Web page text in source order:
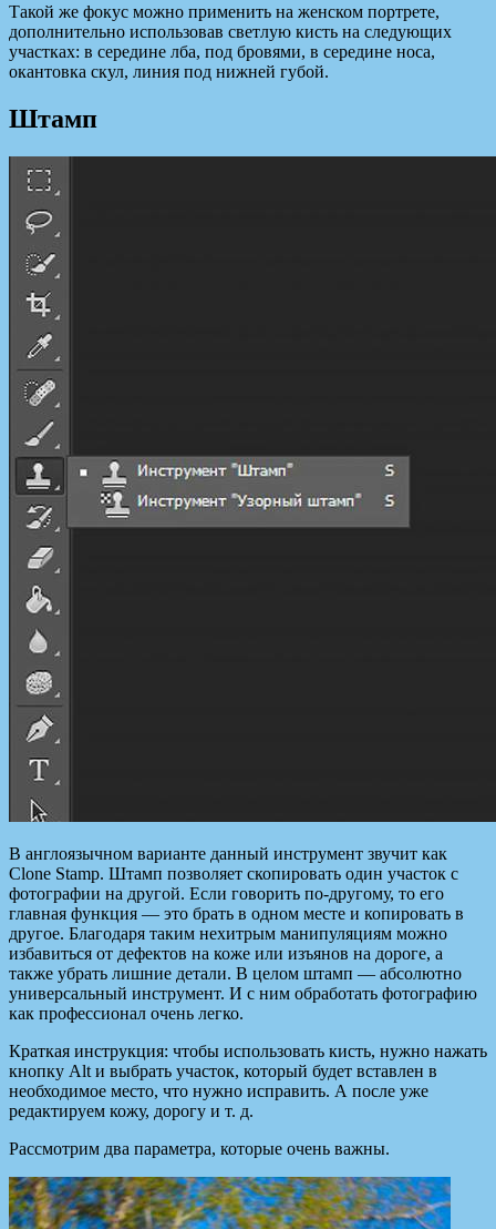
Такой же фокус можно применить на женском портрете,
дополнительно использовав светлую кисть на следующих
участках: в середине лба, под бровями, в середине носа,
окантовка скул, линия под нижней губой.
Штамп
В англоязычном варианте данный инструмент звучит как
Clone Stamp. Штамп позволяет скопировать один участок с
фотографии на другой. Если говорить по-другому, то его
главная функция — это брать в одном месте и копировать в
другое. Благодаря таким нехитрым манипуляциям можно
избавиться от дефектов на коже или изъянов на дороге, а
также убрать лишние детали. В целом штамп — абсолютно
универсальный инструмент. И с ним обработать фотографию
как профессионал очень легко.
Краткая инструкция: чтобы использовать кисть, нужно нажать
кнопку Alt и выбрать участок, который будет вставлен в
необходимое место, что нужно исправить. А после уже
редактируем кожу, дорогу и т. д.
Рассмотрим два параметра, которые очень важны.